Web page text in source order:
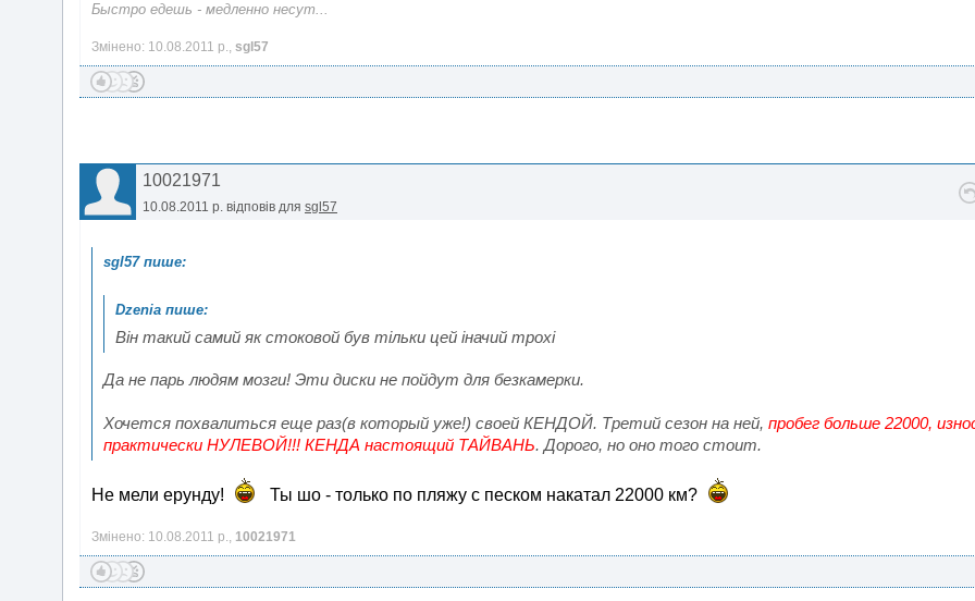
Быстро едешь - медленно несут...
Змінено: 10.08.2011 р., sgl57
10021971
10.08.2011 р. відповів для sgl57
Він такий самий як стоковой був тільки цей іначий трохі
Да не парь людям мозги! Эти диски не пойдут для безкамерки.
Хочется похвалиться еще раз(в который уже!) своей КЕНДОЙ. Третий сезон на ней, пробег больше 22000,
практически НУЛЕВОЙ!!! КЕНДА настоящий ТАЙВАНЬ. Дорого, но оно того стоит.
Не мели ерунду! Ты шо - только по пляжу с песком накатал 22000 км?
Змінено: 10.08.2011 р., 10021971